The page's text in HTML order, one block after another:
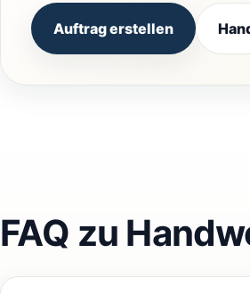
Auftrag erstellen
FAQ zu